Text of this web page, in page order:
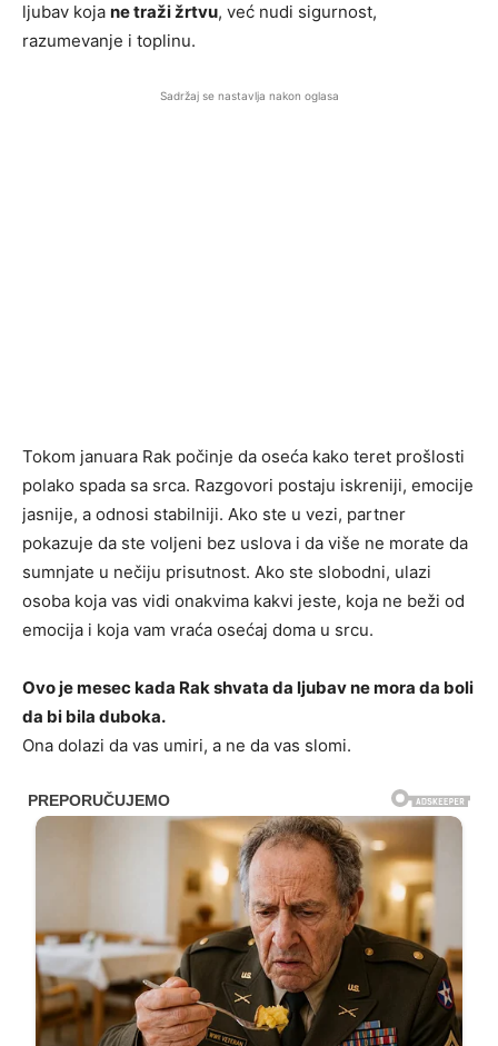
ljubav koja ne traži žrtvu, već nudi sigurnost,
razumevanje i toplinu.
Sadržaj se nastavlja nakon oglasa
Tokom januara Rak počinje da oseća kako teret prošlosti
polako spada sa srca. Razgovori postaju iskreniji, emocije
jasnije, a odnosi stabilniji. Ako ste u vezi, partner
pokazuje da ste voljeni bez uslova i da više ne morate da
sumnjate u nečiju prisutnost. Ako ste slobodni, ulazi
osoba koja vas vidi onakvima kakvi jeste, koja ne beži od
emocija i koja vam vraća osećaj doma u srcu.
Ovo je mesec kada Rak shvata da ljubav ne mora da boli
da bi bila duboka.
Ona dolazi da vas umiri, a ne da vas slomi.